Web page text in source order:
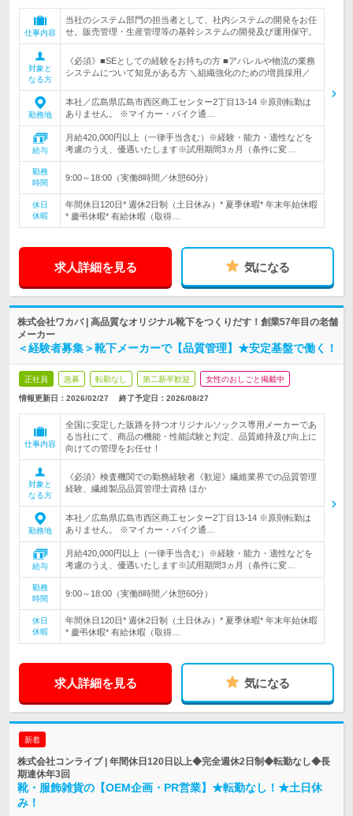
仕事内容
当社のシステム部門の担当者として、社内システムの開発をお任
せ。販売管理・生産管理等の基幹システムの開発及び運用保守。
対象と
なる方
《必須》■SEとしての経験をお持ちの方 ■アパレルや物流の業務
システムについて知見がある方 ＼組織強化のための増員採用／
勤務地
本社／広島県広島市西区商工センター2丁目13-14 ※原則転勤は
ありません。 ※マイカー・バイク通…
給与
月給420,000円以上（一律手当含む）※経験・能力・適性などを
考慮のうえ、優遇いたします※試用期間3ヵ月（条件に変…
勤務
時間
9:00～18:00（実働8時間／休憩60分）
休日
休暇
年間休日120日* 週休2日制（土日休み）* 夏季休暇* 年末年始休暇
* 慶弔休暇* 有給休暇（取得…
求人詳細を見る 気になる
株式会社ワカバ | 高品質なオリジナル靴下をつくりだす！創業57年目の老舗
メーカー
＜経験者募集＞靴下メーカーで【品質管理】★安定基盤で働く！
正社員 急募 転勤なし 第二新卒歓迎 女性のおしごと掲載中
情報更新日：2026/02/27 終了予定日： 2026/08/27
仕事内容
全国に安定した販路を持つオリジナルソックス専用メーカーであ
る当社にて、商品の機能・性能試験と判定、品質維持及び向上に
向けての管理をお任せ！
対象と
なる方
《必須》検査機関での勤務経験者《歓迎》繊維業界での品質管理
経験、繊維製品品質管理士資格 ほか
勤務地
本社／広島県広島市西区商工センター2丁目13-14 ※原則転勤は
ありません。 ※マイカー・バイク通…
給与
月給420,000円以上（一律手当含む）※経験・能力・適性などを
考慮のうえ、優遇いたします※試用期間3ヵ月（条件に変…
勤務
時間
9:00～18:00（実働8時間／休憩60分）
休日
休暇
年間休日120日* 週休2日制（土日休み）* 夏季休暇* 年末年始休暇
* 慶弔休暇* 有給休暇（取得…
求人詳細を見る 気になる
新着
株式会社コンライブ | 年間休日120日以上◆完全週休2日制◆転勤なし◆長
期連休年3回
靴・服飾雑貨の【OEM企画・PR営業】★転勤なし！★土日休
み！